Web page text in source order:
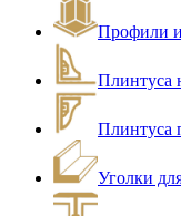
Профили и
Плинтуса
Плинтуса
Уголки